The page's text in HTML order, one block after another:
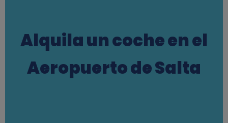
Alquila un coche en el
Aeropuerto de Salta